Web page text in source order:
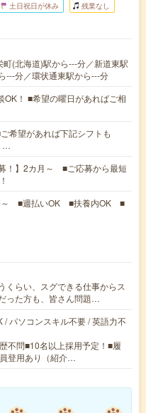
土日祝日が休み 残業なし
(北海道)駅から---分／新道東駅
---分／環状通東駅から---分
OK！ ■希望の曜日があればご相
希望があれば下記シフトも
…
！】2カ月～ ■ご応募から最短
～ ■週払いOK ■扶養内OK ■
くらい、スグできる仕事からス
った方も、皆さん問題…
/ パソコンスキル不要 / 英語力不
不問■10名以上採用予定！■履
登用あり（紹介…